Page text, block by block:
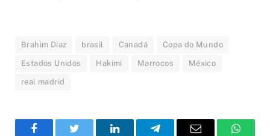
Brahim Díaz brasil Canadá Copa do Mundo
Estados Unidos Hakimi Marrocos México
real madrid